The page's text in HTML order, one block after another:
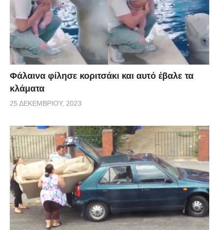
Φάλαινα φίλησε κοριτσάκι και αυτό έβαλε τα
κλάματα
25 ΔΕΚΕΜΒΡΊΟΥ, 2023